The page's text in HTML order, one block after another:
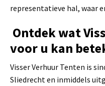
representatieve hal, waar
Ontdek wat
voor u kan
Visser Verhuur Tenten is
Sliedrecht en inmiddels